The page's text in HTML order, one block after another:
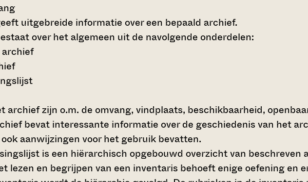
uitgebreide informatie over een bepaald archief.
over het algemeen uit de navolgende onderdelen:
archief zijn o.m. de omvang, vindplaats, beschikbaarheid,
bevat interessante informatie over de geschiedenis van het
aanwijzingen voor het gebruik bevatten.
is een hiërarchisch opgebouwd overzicht van
lezen en begrijpen van een inventaris behoeft enige oefening en